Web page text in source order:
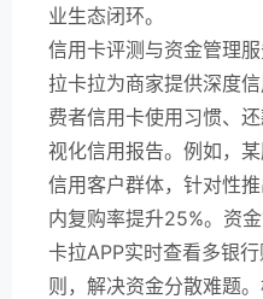
业生态闭环。
信用卡评测与资金管理
拉卡拉为商家提供深度
费者信用卡使用习惯、
视化信用报告。例如，
信用客户群体，针对性
内复购率提升25%。资
卡拉APP实时查看多银
则，解决资金分散难题